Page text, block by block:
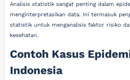
Analisis statistik sangat penting dalam
menginterpretasikan data. Ini termasuk
statistik untuk menganalisis faktor risiko
kesehatan.
Contoh Kasus
Indonesia